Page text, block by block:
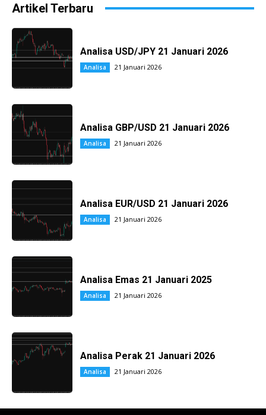
Artikel Terbaru
Analisa USD/JPY 21 Januari 2026
Analisa 21 Januari 2026
Analisa GBP/USD 21 Januari 2026
Analisa 21 Januari 2026
Analisa EUR/USD 21 Januari 2026
Analisa 21 Januari 2026
Analisa Emas 21 Januari 2025
Analisa 21 Januari 2026
Analisa Perak 21 Januari 2026
Analisa 21 Januari 2026